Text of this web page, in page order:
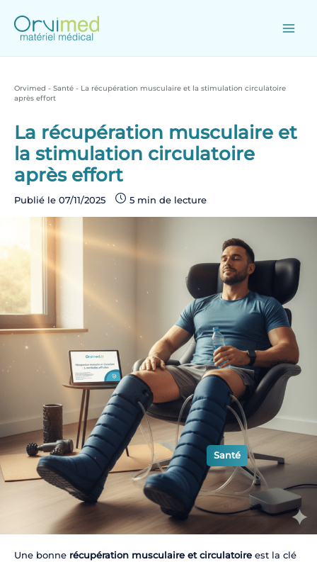
content
Orvimed - Santé- La récupération musculaire et la stimulation circulatoire
après effort
La récupération musculaire et
la stimulation circulatoire
après effort
Publié le 07/11/2025
Santé
Une bonne récupération musculaire et circulatoireest la clé